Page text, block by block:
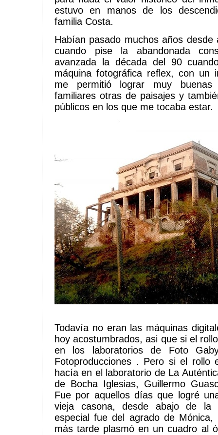
estuvo en manos de los
familia Costa.
Habían pasado muchos años desde
cuando pise la abandonada
avanzada la década del 90
máquina fotográfica reflex, con un
me permitió lograr muy buenas
familiares otras de paisajes y
públicos en los que me tocaba estar.
Todavía no eran las máquinas
hoy acostumbrados, asi que si el
en los laboratorios de Foto
Fotoproducciones . Pero si el rollo
hacía en el laboratorio de La
de Bocha Iglesias, Guillermo
Fue por aquellos días que logré
vieja casona, desde abajo de
especial fue del agrado de
más tarde plasmó en un cuadro al